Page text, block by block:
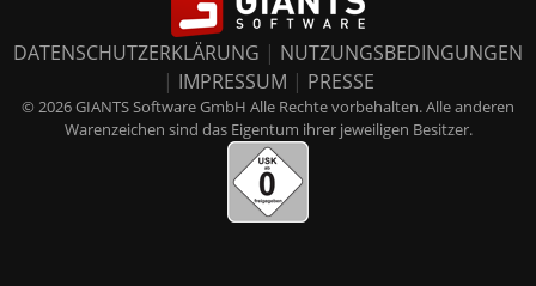
DATENSCHUTZERKLÄRUNG | NUTZUNGSBEDINGUNGEN
| IMPRESSUM | PRESSE
© 2026 GIANTS Software GmbH Alle Rechte vorbehalten. Alle anderen
Warenzeichen sind das Eigentum ihrer jeweiligen Besitzer.